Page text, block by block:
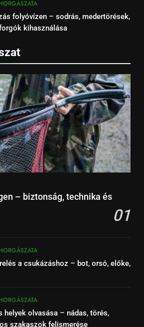
folyóvízen – sodrás, medertörések,
kihasználása
– biztonság, technika és
01
a csukázáshoz – bot, orsó, előke,
helyek olvasása – nádas, törés,
szakaszok felismerése